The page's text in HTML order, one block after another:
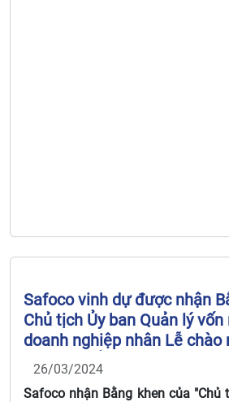
Safoco vinh dự được nhận
Chủ tịch Ủy ban Quản lý
doanh nghiệp nhân Lễ chào
thành lập Ủy ban Quản lý
doanh nghiệp (29/9/2018 –
26/03/2024
Safoco nhận Bằng khen của "Chủ